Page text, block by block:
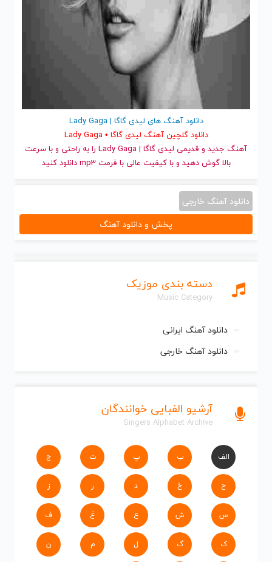
دسته بندی موزیک
Music Category
دانلود آهنگ ایرانی
دانلود آهنگ خارجی
آرشیو الفبایی خوانندگان
Singers Alphabet Archive
الف ب پ ت ج
ح خ د ر ز
س ش ع غ ف
ک گ ل م ن
دانلود آهنگ های لیدی گاگا | Lady Gaga
دانلود گلچین آهنگ لیدی گاگا • Lady Gaga
آهنگ جدید
و قدیمی لیدی گاگا | Lady Gaga را به راحتی و با سرعت
بالا گوش دهید و با کیفیت عالی با فرمت mp3 دانلود کنید
دانلود آهنگ خارجی
پخش و دانلود آهنگ